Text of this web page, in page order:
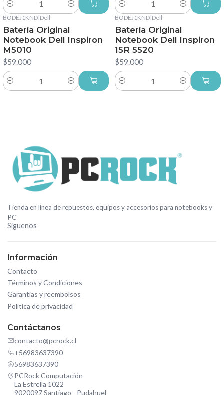
Cantidad Cantidad
BODEJ1KND|Dell
Batería Original
Notebook Dell Inspiron
M5010
$59.000
Cantidad
BODEJ1KND|Dell
Batería Original
Notebook Dell Inspiron
15R 5520
$59.000
Cantidad
Tienda en línea de repuestos, equipos y accesorios para notebooks y
PC
Síguenos
Información
Contacto
Términos y Condiciones
Garantías y reembolsos
Política de privacidad
Contáctanos
contacto@pcrock.cl
+56983637390
56983637390
PCRock Computación
La Estrella 1022
9020097 Santiago - Pudahuel